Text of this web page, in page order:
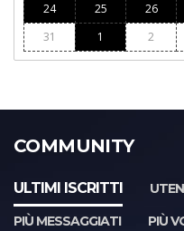
24
25 26
31
1 2
COMMUNITY
ULTIMI ISCRITTI
PIÙ MESSAGGIATI
PIÙ